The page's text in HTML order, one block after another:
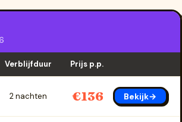
Verblijfduur Prijs p.p.
2 nachten €136 Bekijk→